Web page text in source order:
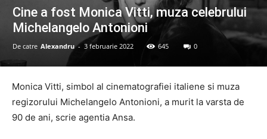
Cine a fost Monica Vitti, muza celebrului
Michelangelo Antonioni
De catre Alexandru - 3 februarie 2022 645 0
Monica Vitti, simbol al cinematografiei italiene si muza
regizorului Michelangelo Antonioni, a murit la varsta de
90 de ani, scrie agentia Ansa.